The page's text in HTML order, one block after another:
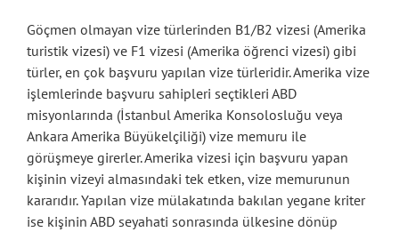
Göçmen olmayan vize türlerinden B1/B2 vizesi (Amerika
turistik vizesi) ve F1 vizesi (Amerika öğrenci vizesi) gibi
türler, en çok başvuru yapılan vize türleridir. Amerika vize
işlemlerinde başvuru sahipleri seçtikleri ABD
misyonlarında (İstanbul Amerika Konsolosluğu veya
Ankara Amerika Büyükelçiliği) vize memuru ile
görüşmeye girerler. Amerika vizesi için başvuru yapan
kişinin vizeyi almasındaki tek etken, vize memurunun
kararıdır. Yapılan vize mülakatında bakılan yegane kriter
ise kişinin ABD seyahati sonrasında ülkesine dönüp